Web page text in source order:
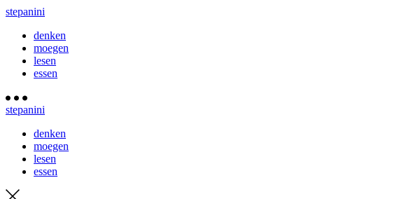
stepanini
denken
moegen
lesen
essen
stepanini
denken
moegen
lesen
essen